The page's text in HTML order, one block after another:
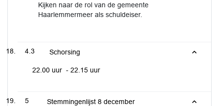
Kijken naar de rol van de gemeente
Haarlemmermeer als schuldeiser.
4.3 Schorsing
22.00 uur - 22.15 uur
5 Stemmingenlijst 8 december